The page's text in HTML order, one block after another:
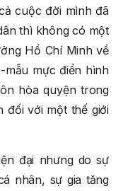
cuộc đời mình đã
thì không có một
Hồ Chí Minh về
mực điển hình
hòa quyện trong
đối với một thế giới
đại nhưng do sự
nhân, sự gia tăng